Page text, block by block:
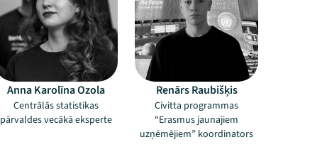
Anna Karolīna Ozola
Centrālās statistikas
pārvaldes vecākā eksperte
Renārs Raubišķis
Civitta programmas
“Erasmus jaunajiem
uzņēmējiem” koordinators